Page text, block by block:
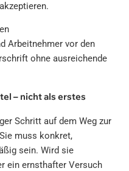
Arbeitnehmer vor den
ohne ausreichende
– nicht als erstes
Schritt auf dem Weg zur
muss konkret,
sein. Wird sie
ein ernsthafter Versuch